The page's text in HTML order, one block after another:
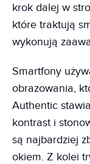
krok dalej w
które traktują
wykonują
Smartfony
obrazowania,
Authentic
kontrast i
są najbardziej
okiem. Z kolei